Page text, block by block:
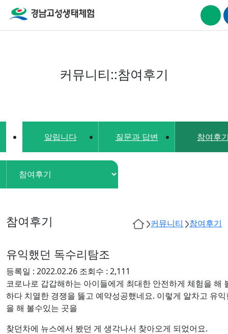
커뮤니티::참여후기
알립니다 질문과 답변 참여후
참여후기 커뮤니티 참여후기
유익했던 독수리탐조
등록일 : 2022.02.26 조회수 : 2,111
코로나로 갑갑해하는 아이들에게 최대한 안전하게 체험을
하다 치열한 경쟁을 뚫고 예약성공했네요. 이렇게 알차고 유
을 해 볼수있는 곳을
찾던차에 뉴스에서 봤던 게 생각나서 찾아오게 되었어요.